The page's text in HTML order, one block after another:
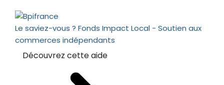
Le saviez-vous ? Fonds Impact Local - Soutien aux
commerces indépendants
Découvrez cette aide